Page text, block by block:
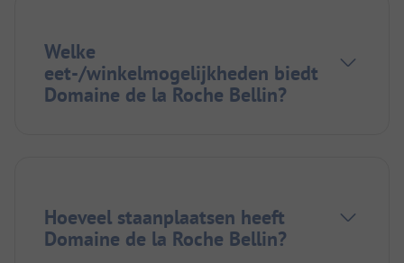
Welke
eet-/winkelmogelijkheden biedt
Domaine de la Roche Bellin?
Hoeveel staanplaatsen heeft
Domaine de la Roche Bellin?